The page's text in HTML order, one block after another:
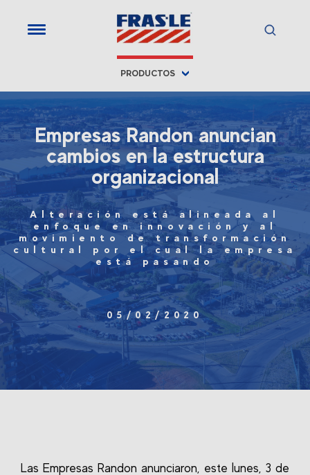
PRODUCTOS
Empresas Randon anuncian
cambios en la estructura
organizacional
Alteración está alineada al
enfoque en innovación y al
movimiento de transformación
cultural por el cual la empresa
está pasando
05/02/2020
Las Empresas Randon anunciaron, este lunes, 3 de